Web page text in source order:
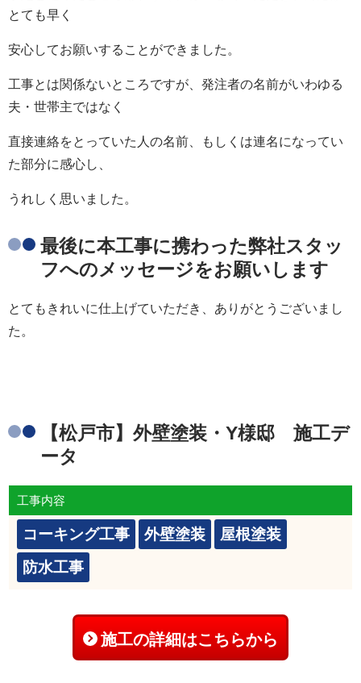
とても早く
安心してお願いすることができました。
工事とは関係ないところですが、発注者の名前がいわゆる
夫・世帯主ではなく
直接連絡をとっていた人の名前、もしくは連名になってい
た部分に感心し、
うれしく思いました。
最後に本工事に携わった弊社スタッ
フへのメッセージをお願いします
とてもきれいに仕上げていただき、ありがとうございまし
た。
【松戸市】外壁塗装・Y様邸 施工デ
ータ
工事内容
コーキング工事 外壁塗装
屋根塗装
防水工事
施工の詳細はこちらから